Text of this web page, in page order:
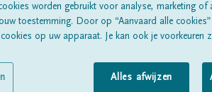
worden gebruikt voor analyse, marketing of
toestemming. Door op “Aanvaard alle
op uw apparaat. Je kan ook je voorkeuren
Alles afwijzen